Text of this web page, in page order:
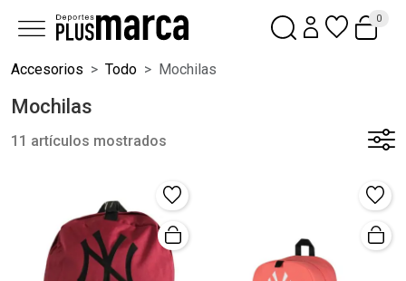
0
Accesorios Todo Mochilas
Mochilas
11 artículos mostrados